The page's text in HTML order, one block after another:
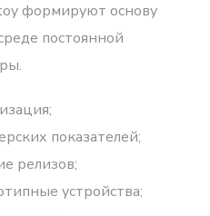
формируют основу
постоянной
показателей;
релизов;
устройства;